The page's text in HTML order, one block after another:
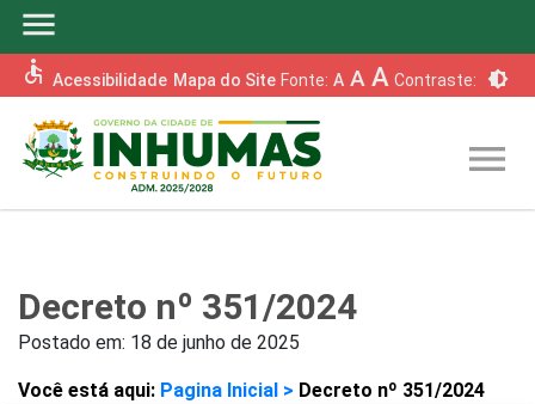
menu
accessible Acessibilidade Mapa do Site Fonte: A A A Contraste: brightness_6
menu
Decreto nº 351/2024
Postado em: 18 de junho de 2025
Você está aqui: Pagina Inicial > Decreto nº 351/2024